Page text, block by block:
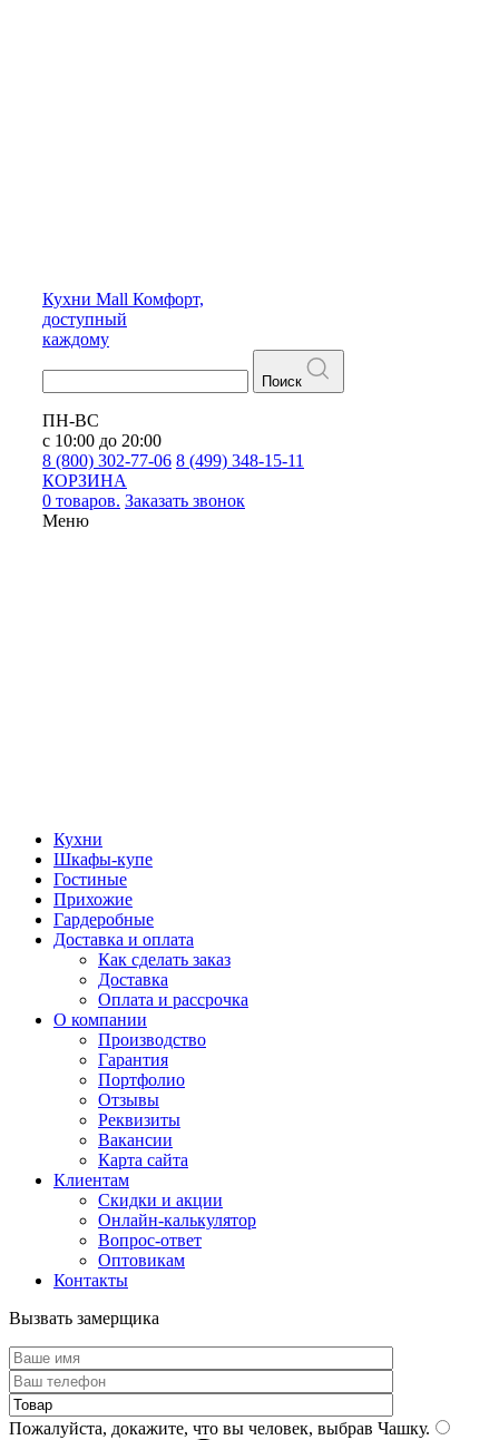
Кухни Mall Комфорт,
доступный
каждому
Поиск
ПН-ВС
с 10:00 до 20:00
8 (800) 302-77-06 8 (499) 348-15-11
КОРЗИНА
0 товаров. Заказать звонок
Меню
Кухни
Шкафы-купе
Гостиные
Прихожие
Гардеробные
Доставка и оплата
Как сделать заказ
Доставка
Оплата и рассрочка
О компании
Производство
Гарантия
Портфолио
Отзывы
Реквизиты
Вакансии
Карта сайта
Клиентам
Скидки и акции
Онлайн-калькулятор
Вопрос-ответ
Оптовикам
Контакты
Вызвать замерщика
Пожалуйста, докажите, что вы человек, выбрав Чашку.